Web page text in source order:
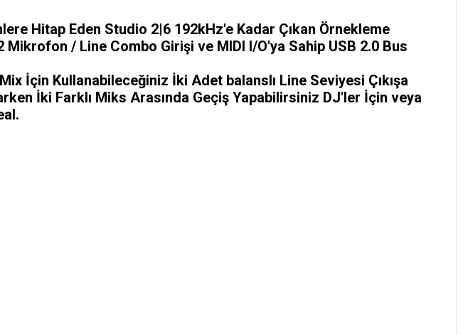
Hitap Eden Studio 2|6 192kHz'e Kadar Çıkan Örnekleme
/ Line Combo Girişi ve MIDI I/O'ya Sahip USB 2.0 Bus
İçin Kullanabileceğiniz İki Adet balanslı Line Seviyesi Çıkışa
İki Farklı Miks Arasında Geçiş Yapabilirsiniz DJ'ler İçin veya